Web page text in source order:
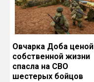
Овчарка Доба ценой
собственной жизни
спасла на СВО
шестерых бойцов